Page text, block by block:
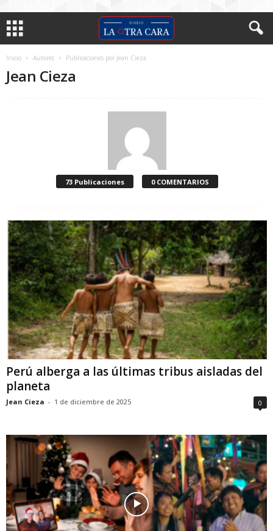
Inicio Autores Publicaciones por Jean Cieza
Jean Cieza
73 Publicaciones 0 COMENTARIOS
Perú alberga a las últimas tribus aisladas del
planeta
Jean Cieza - 1 de diciembre de 2025 0